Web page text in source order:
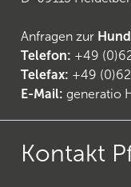
Anfragen zur
Telefon: +49
Telefax: +49
E-Mail: generatio
Kontakt